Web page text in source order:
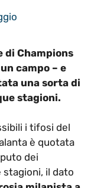
di Champions
campo – e
una sorta di
stagioni.
i tifosi del
è quotata
dei
il dato